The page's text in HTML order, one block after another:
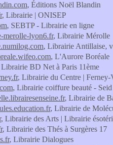
, Éditions Noël Blandin
, Librairie | ONISEP
, SEBTP - Librairie en ligne
merolle-lyon6.fr, Librairie Mérolle
, Librairie Antillaise,
, L'Aurore Boréale
BD Net à Paris 11ème
, Librairie du Centre | Ferney-
, Librairie coiffure beauté - Seid
, Librairie de
, Librairie de
, Librairie des Arts | Librairie
, Librairie des Thés à Surgères 17
, Librairie Dialogues